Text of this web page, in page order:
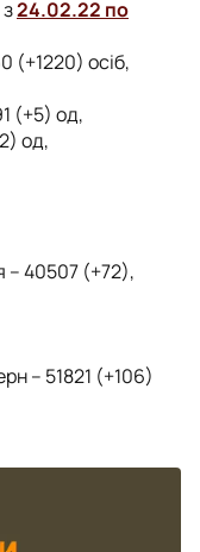
24.02.22 по
(+1220) осіб,
(+5) од,
од,
– 40507 (+72),
– 51821 (+106)